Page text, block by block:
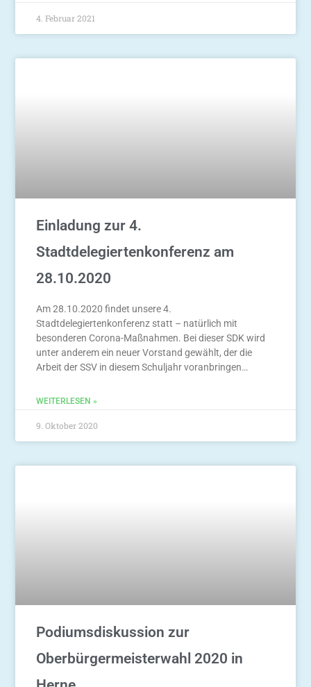
4. Februar 2021
Einladung zur 4.
Stadtdelegiertenkonferenz am
28.10.2020
Am 28.10.2020 findet unsere 4.
Stadtdelegiertenkonferenz statt – natürlich mit
besonderen Corona-Maßnahmen. Bei dieser SDK wird
unter anderem ein neuer Vorstand gewählt, der die
Arbeit der SSV in diesem Schuljahr voranbringen…
WEITERLESEN »
9. Oktober 2020
Podiumsdiskussion zur
Oberbürgermeisterwahl 2020 in